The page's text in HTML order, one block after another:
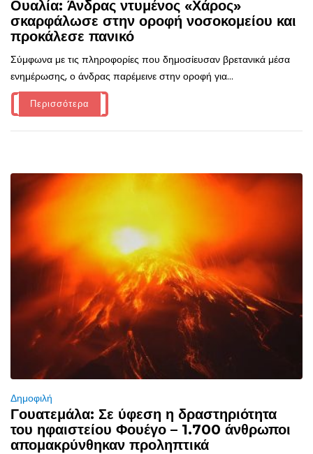
Ουαλία: Άνδρας ντυμένος «Χάρος»
σκαρφάλωσε στην οροφή νοσοκομείου και
προκάλεσε πανικό
Σύμφωνα με τις πληροφορίες που δημοσίευσαν βρετανικά μέσα
ενημέρωσης, ο άνδρας παρέμεινε στην οροφή για...
Περισσότερα
Δημοφιλή
Γουατεμάλα: Σε ύφεση η δραστηριότητα
του ηφαιστείου Φουέγο – 1.700 άνθρωποι
απομακρύνθηκαν προληπτικά